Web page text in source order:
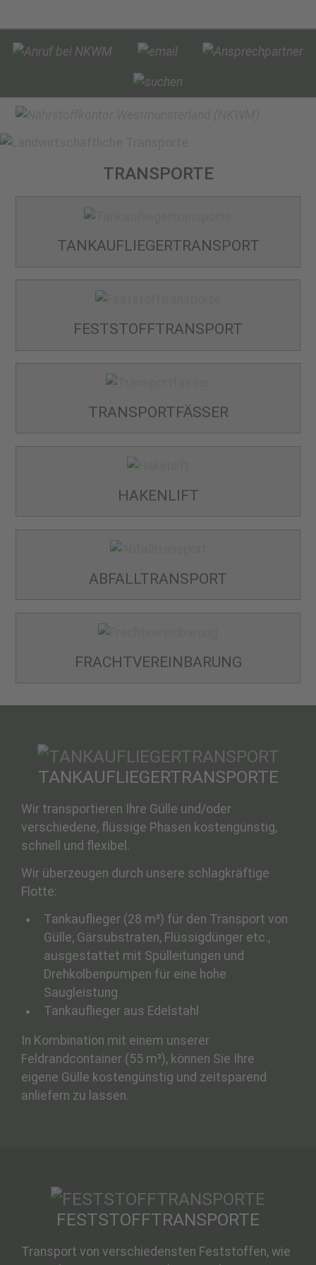
TRANSPORTE
TANKAUFLIEGER­TRANSPORT
FESTSTOFF­TRANSPORT
TRANSPORT­FÄSSER
HAKENLIFT
ABFALL­TRANSPORT
FRACHT­VEREINBARUNG
TANKAUFLIEGER­TRANSPORTE
Wir transportieren Ihre Gülle und/oder
verschiedene, flüssige Phasen kostengünstig,
schnell und flexibel.
Wir überzeugen durch unsere schlagkräftige
Flotte:
Tankauflieger (28 m³) für den Transport von
Gülle, Gärsubstraten, Flüssigdünger etc.,
ausgestattet mit Spülleitungen und
Drehkolbenpumpen für eine hohe
Saugleistung
Tankauflieger aus Edelstahl
In Kombination mit einem unserer
Feldrandcontainer (55 m³), können Sie Ihre
eigene Gülle kostengünstig und zeitsparend
anliefern zu lassen.
FESTSTOFFTRANSPORTE
Transport von verschiedensten Feststoffen, wie